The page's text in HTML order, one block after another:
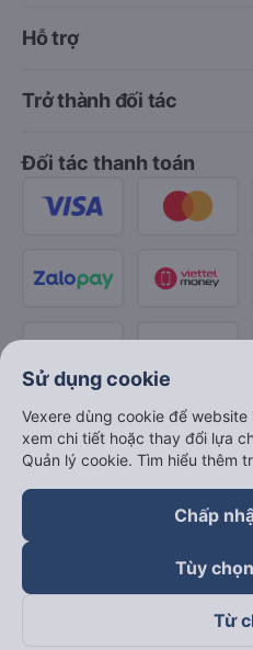
Hỗ trợ
Trở thành đối tác
Đối tác thanh toán
Sử dụng cookie
Vexere dùng cookie để
xem chi tiết hoặc thay đổi lựa
Quản lý cookie. Tìm hiểu thêm
Chấp
Tùy
Từ